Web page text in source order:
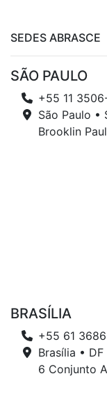
SEDES ABRASCE
SÃO PAULO
+55 11
São Paulo •
Brooklin
BRASÍLIA
+55 61
Brasília •
6 Conjunto